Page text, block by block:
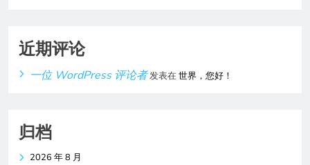
近期评论
一位 WordPress 评论者发表在世界，您好！
归档
2026 年 8 月